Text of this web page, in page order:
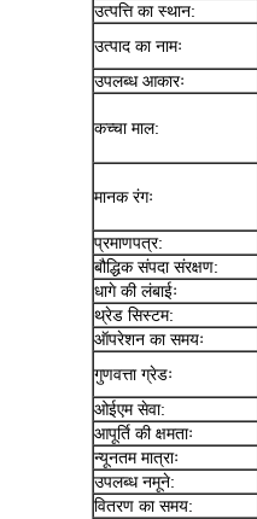
उत्पत्ति का स्थान:
उत्पाद का नामः
उपलब्ध आकारः
कच्चा माल:
मानक रंगः
प्रमाणपत्र:
बौद्धिक संपदा संरक्षण:
धागे की लंबाईः
थ्रेड सिस्टम:
ऑपरेशन का समयः
गुणवत्ता ग्रेडः
ओईएम सेवा:
आपूर्ति की क्षमताः
न्यूनतम मात्राः
उपलब्ध नमूने:
वितरण का समय: